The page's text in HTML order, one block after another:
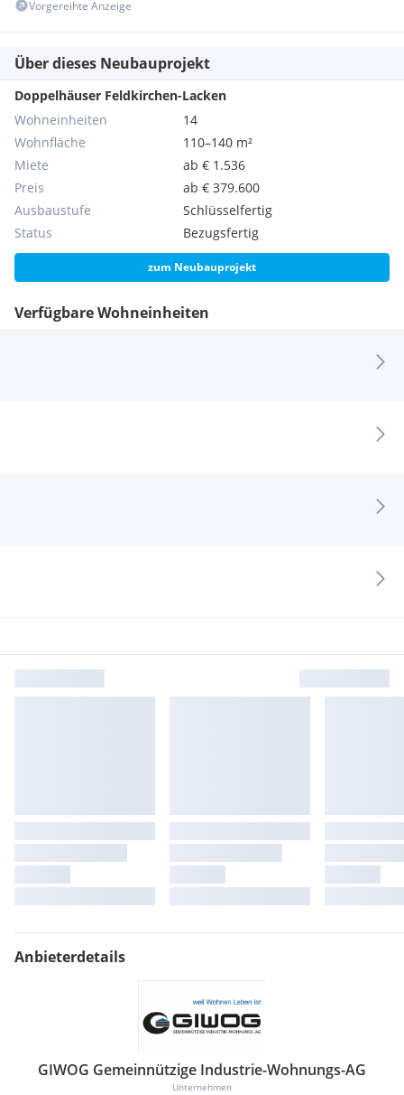
Vorgereihte Anzeige
Verfügbare Wohneinheiten
Über dieses Neubauprojekt
Doppelhäuser Feldkirchen-Lacken
Wohneinheiten
14
Wohnfläche
110–140 m²
Miete
ab € 1.536
Preis
ab € 379.600
Ausbaustufe
Schlüsselfertig
Status
Bezugsfertig
zum Neubauprojekt
Anbieterdetails
GIWOG Gemeinnützige Industrie-Wohnungs-AG
Unternehmen